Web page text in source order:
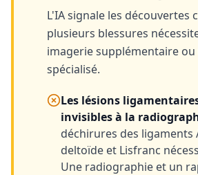
L'IA signale les découvertes
plusieurs blessures
imagerie supplémentaire ou
spécialisé.
Les lésions
invisibles à la
déchirures des ligaments
deltoïde et Lisfranc
Une radiographie et un